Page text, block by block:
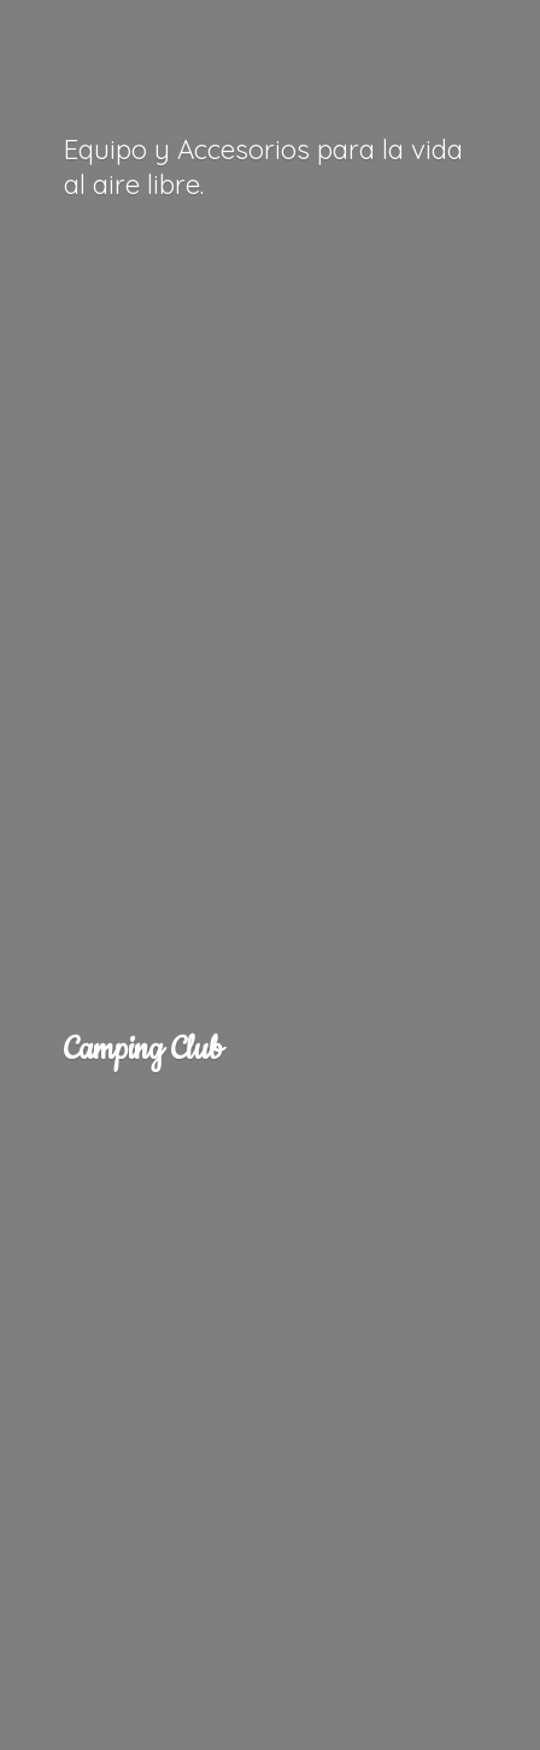
Camping Club
Equipo y Accesorios para la vida
al aire libre.